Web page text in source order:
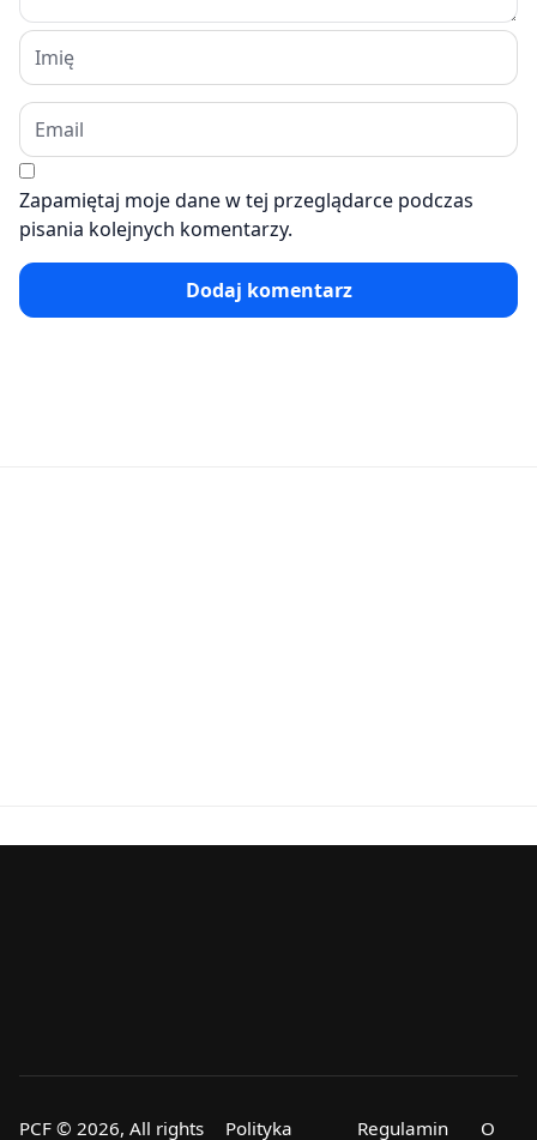
Zapamiętaj moje dane w tej przeglądarce podczas
pisania kolejnych komentarzy.
Dodaj komentarz
PCF © 2026, All rights Polityka Regulamin O